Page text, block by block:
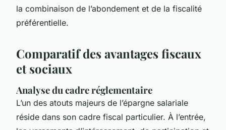
la combinaison de l’abondement et de la fiscalité
préférentielle.
Comparatif des avantages fiscaux
et sociaux
Analyse du cadre réglementaire
L’un des atouts majeurs de l’épargne salariale
réside dans son cadre fiscal particulier. À l’entrée,